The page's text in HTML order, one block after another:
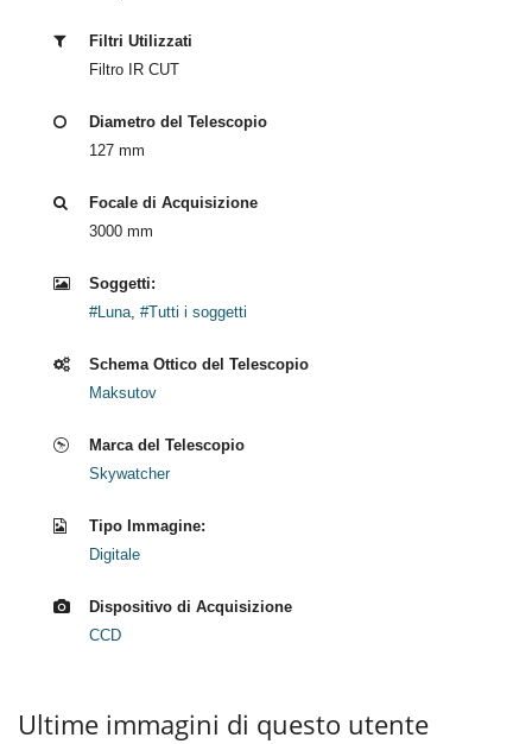
Filtri Utilizzati
Filtro IR CUT
Diametro del Telescopio
127 mm
Focale di Acquisizione
3000 mm
Soggetti:
#Luna, #Tutti i soggetti
Schema Ottico del Telescopio
Maksutov
Marca del Telescopio
Skywatcher
Tipo Immagine:
Digitale
Dispositivo di Acquisizione
CCD
Ultime immagini di questo utente